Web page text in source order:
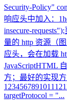
Security-Policy"
响应头中加入：
insecure-
量的 http 资源（
应头，会在加载
JavaScriptHTML
方；最好的实现
targetProtocol = "...